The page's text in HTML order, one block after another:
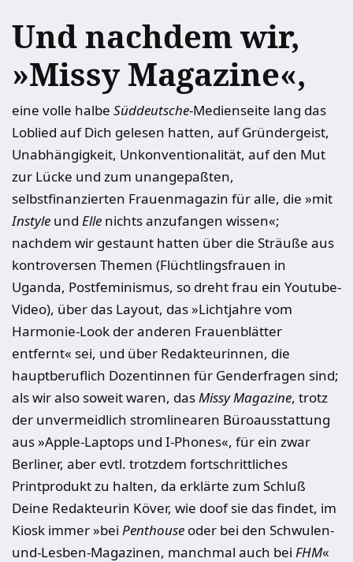
Und nachdem wir,
»Missy Magazine«,
eine volle halbe Süddeutsche-Medienseite lang das
Loblied auf Dich gelesen hatten, auf Gründergeist,
Unabhängigkeit, Unkonventionalität, auf den Mut
zur Lücke und zum unangepaßten,
selbstfinanzierten Frauenmagazin für alle, die »mit
Instyle und Elle nichts anzufangen wissen«;
nachdem wir gestaunt hatten über die Sträuße aus
kontroversen Themen (Flüchtlingsfrauen in
Uganda, Postfeminismus, so dreht frau ein Youtube-
Video), über das Layout, das »Lichtjahre vom
Harmonie-Look der anderen Frauenblätter
entfernt« sei, und über Redakteurinnen, die
hauptberuflich Dozentinnen für Genderfragen sind;
als wir also soweit waren, dasMissy Magazine, trotz
der unvermeidlich stromlinearen Büroausstattung
aus »Apple-Laptops und I-Phones«, für ein zwar
Berliner, aber evtl. trotzdem fortschrittliches
Printprodukt zu halten, da erklärte zum Schluß
Deine Redakteurin Köver, wie doof sie das findet, im
Kiosk immer »bei Penthouse oder bei den Schwulen-
und-Lesben-Magazinen, manchmal auch bei FHM«